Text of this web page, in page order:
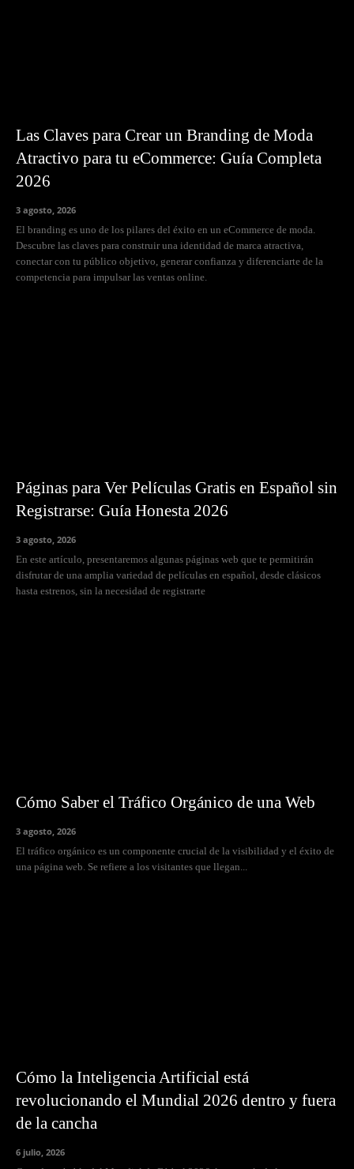
Las Claves para Crear un Branding de Moda
Atractivo para tu eCommerce: Guía Completa
2026
3 agosto, 2026
El branding es uno de los pilares del éxito en un eCommerce de moda.
Descubre las claves para construir una identidad de marca atractiva,
conectar con tu público objetivo, generar confianza y diferenciarte de la
competencia para impulsar las ventas online.
Páginas para Ver Películas Gratis en Español sin
Registrarse: Guía Honesta 2026
3 agosto, 2026
En este artículo, presentaremos algunas páginas web que te permitirán
disfrutar de una amplia variedad de películas en español, desde clásicos
hasta estrenos, sin la necesidad de registrarte
Cómo Saber el Tráfico Orgánico de una Web
3 agosto, 2026
El tráfico orgánico es un componente crucial de la visibilidad y el éxito de
una página web. Se refiere a los visitantes que llegan...
Cómo la Inteligencia Artificial está
revolucionando el Mundial 2026 dentro y fuera
de la cancha
6 julio, 2026